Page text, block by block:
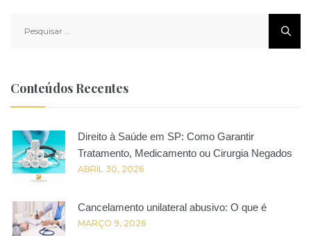
por:
Conteúdos Recentes
Direito à Saúde em SP: Como Garantir
Tratamento, Medicamento ou Cirurgia Negados
ABRIL 30, 2026
Cancelamento unilateral abusivo: O que é
MARÇO 9, 2026